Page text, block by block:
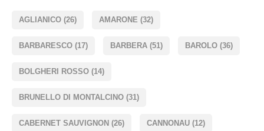
AGLIANICO (26) AMARONE (32)
BARBARESCO (17) BARBERA (51) BAROLO (36)
BOLGHERI ROSSO (14)
BRUNELLO DI MONTALCINO (31)
CABERNET SAUVIGNON (26) CANNONAU (12)